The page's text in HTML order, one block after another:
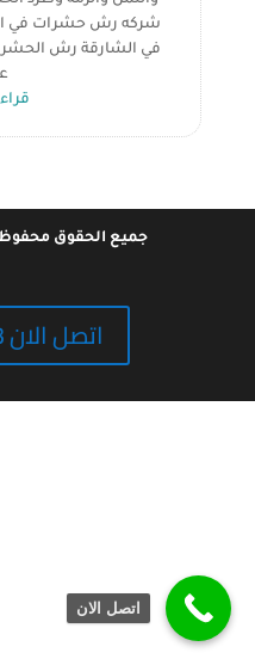
شركه رش حشرات في
في الشارقة رش
جميع الحقوق
اتصل الان 0507260833
اتصل الان